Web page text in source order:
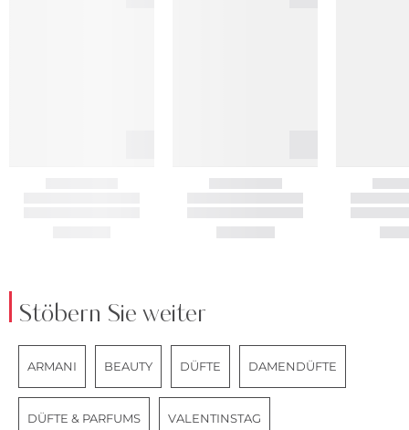
Stöbern Sie weiter
ARMANI BEAUTY DÜFTE DAMENDÜFTE
DÜFTE & PARFUMS VALENTINSTAG